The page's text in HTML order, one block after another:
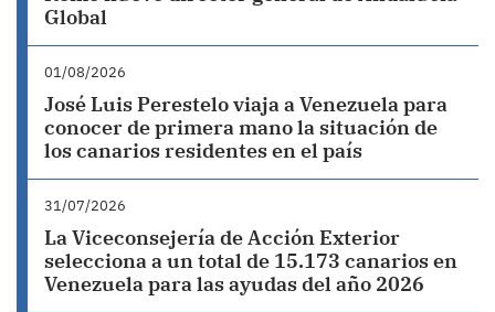
Global
01/08/2026
José Luis Perestelo viaja a Venezuela para
conocer de primera mano la situación de
los canarios residentes en el país
31/07/2026
La Viceconsejería de Acción Exterior
selecciona a un total de 15.173 canarios en
Venezuela para las ayudas del año 2026